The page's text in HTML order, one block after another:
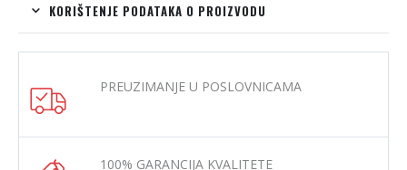
KORIŠTENJE PODATAKA O PROIZVODU
PREUZIMANJE U POSLOVNICAMA
100% GARANCIJA KVALITETE